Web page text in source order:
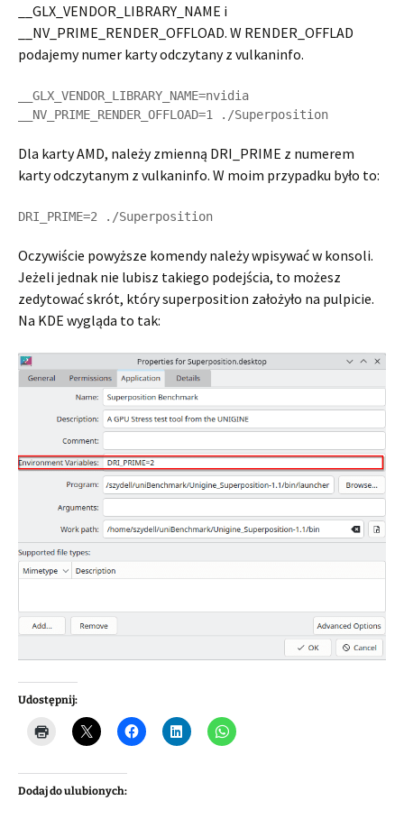
__GLX_VENDOR_LIBRARY_NAME i
__NV_PRIME_RENDER_OFFLOAD. W RENDER_OFFLAD
podajemy numer karty odczytany z vulkaninfo.
__GLX_VENDOR_LIBRARY_NAME=nvidia
__NV_PRIME_RENDER_OFFLOAD=1 ./Superposition
Dla karty AMD, należy zmienną DRI_PRIME z numerem
karty odczytanym z vulkaninfo. W moim przypadku było to:
DRI_PRIME=2 ./Superposition
Oczywiście powyższe komendy należy wpisywać w konsoli.
Jeżeli jednak nie lubisz takiego podejścia, to możesz
zedytować skrót, który superposition założyło na pulpicie.
Na KDE wygląda to tak:
Udostępnij:
Dodaj do ulubionych: